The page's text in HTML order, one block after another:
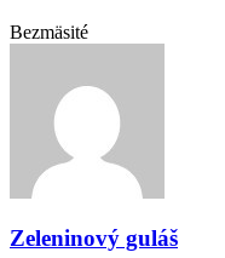
Bezmäsité
Zeleninový guláš